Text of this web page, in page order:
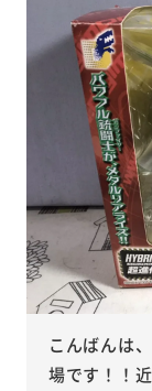
こんばんは
場です！！